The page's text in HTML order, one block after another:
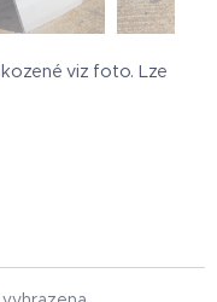
viz foto. Lze